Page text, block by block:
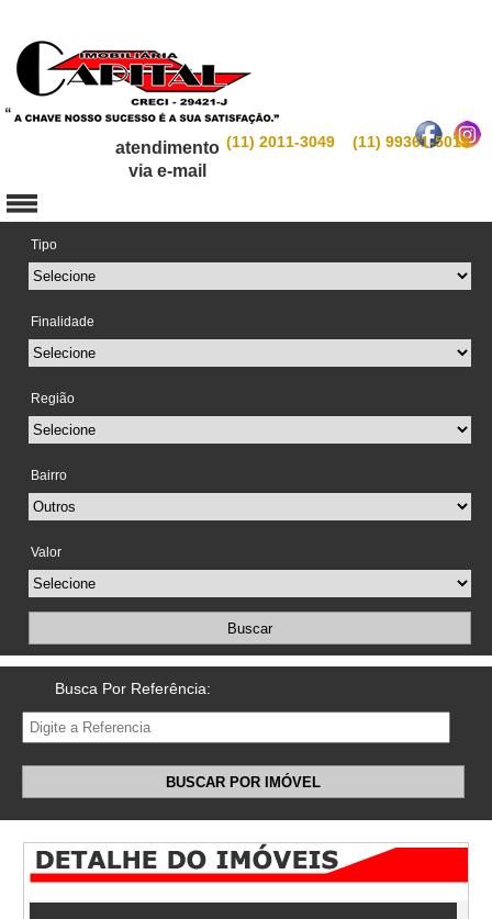
(11) 2011-3049 (11) 99361-5019
atendimento
via e-mail
Tipo
Finalidade
Região
Bairro
Valor
Buscar
Busca Por Referência:
BUSCAR POR IMÓVEL